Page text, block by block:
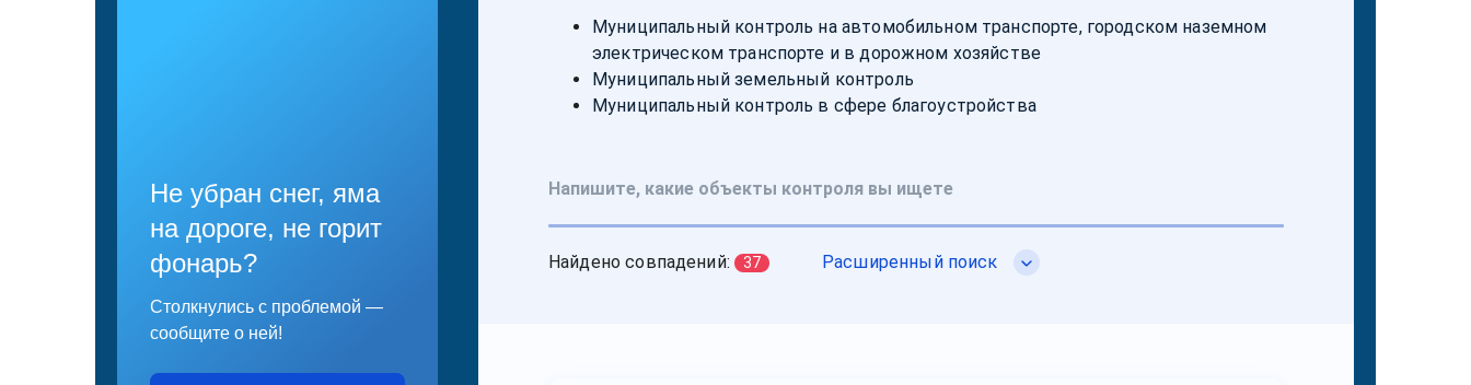
Не убран снег, яма
на дороге, не горит
фонарь?
Столкнулись с проблемой —
сообщите о ней!